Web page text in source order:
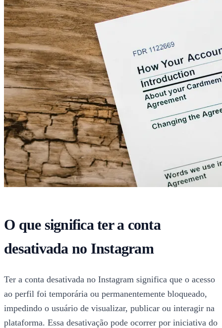
O que significa ter a conta
desativada no Instagram
Ter a conta desativada no Instagram significa que o acesso
ao perfil foi temporária ou permanentemente bloqueado,
impedindo o usuário de visualizar, publicar ou interagir na
plataforma. Essa desativação pode ocorrer por iniciativa do